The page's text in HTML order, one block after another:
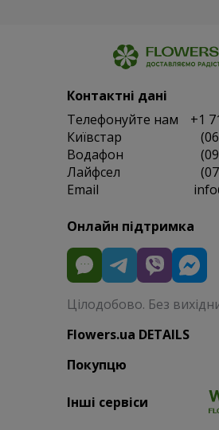
Контактні дані
Телефонуйте нам
+1
Київстар
Водафон
Лайфсел
Email
Онлайн підтримка
Цілодобово. Без
Flowers.ua DETAILS
Покупцю
Інші сервіси